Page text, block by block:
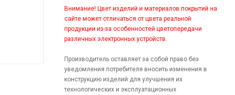
Внимание! Цвет изделий и материалов покрытий на
сайте может отличаться от цвета реальной
продукции из-за особенностей цветопередачи
различных электронных устройств.
Производитель оставляет за собой право без
уведомления потребителя вносить изменения в
конструкцию изделий для улучшения их
технологических и эксплуатационных